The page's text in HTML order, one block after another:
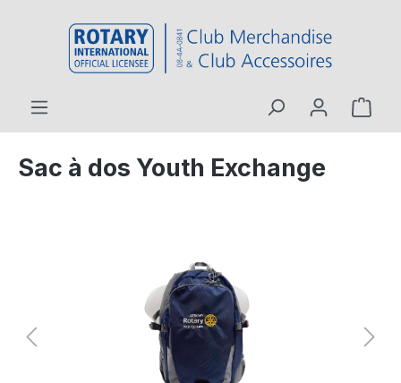
Sac à dos Youth Exchange